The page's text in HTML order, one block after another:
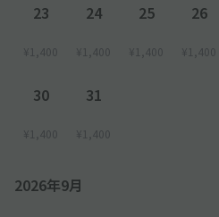
23
¥1,400
24
¥1,400
25
¥1,400
26
¥1,400
30
¥1,400
31
¥1,400
2026年9月